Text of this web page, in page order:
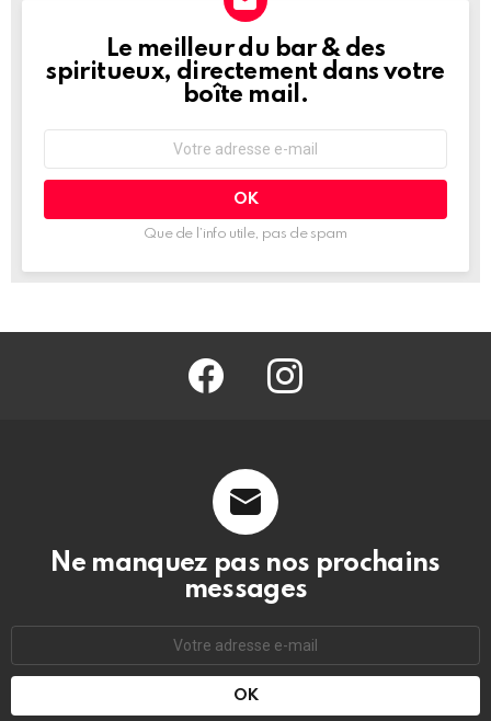
NEWSLETTER
Le meilleur du bar & des
spiritueux, directement dans votre
boîte mail.
mail
Que de l’info utile, pas de spam
facebook @barmag.fr
Ne manquez pas nos prochains
messages
mail